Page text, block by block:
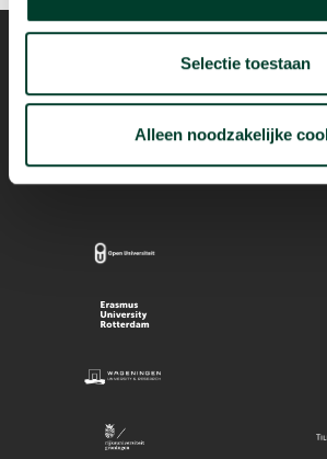
Selectie toestaan
Alleen noodzakelijke
Mogelijk